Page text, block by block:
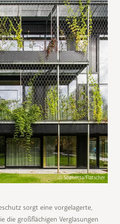
© Snøhetta/Flatscher
sorgt eine vorgelagerte,
die großflächigen Verglasungen